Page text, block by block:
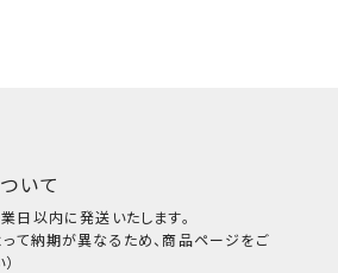
いて
日以内に発送いたします。
て納期が異なるため、商品ページをご